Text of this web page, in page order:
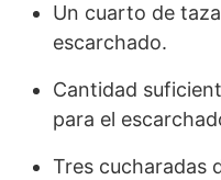
Un cuarto de
escarchado.
Cantidad
para el
Tres cucharadas